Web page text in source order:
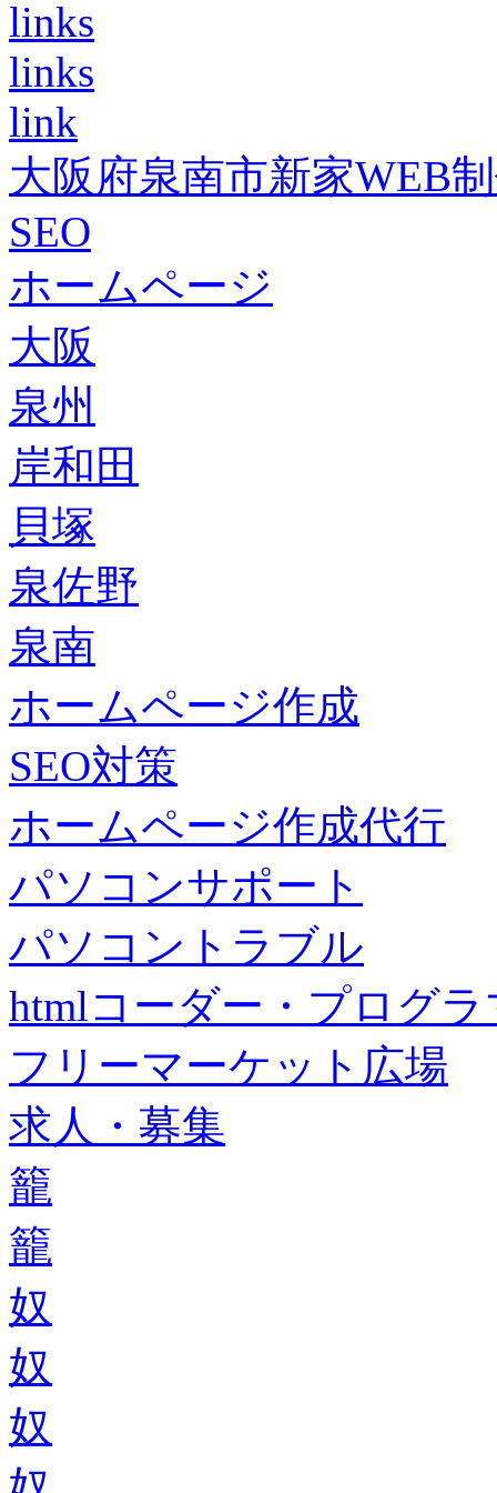
links
links
link
大阪府泉南市新家WEB
SEO
ホームページ
大阪
泉州
岸和田
貝塚
泉佐野
泉南
ホームページ作成
SEO対策
ホームページ作成代行
パソコンサポート
パソコントラブル
htmlコーダー・プログラ
フリーマーケット広場
求人・募集
籠
籠
奴
奴
奴